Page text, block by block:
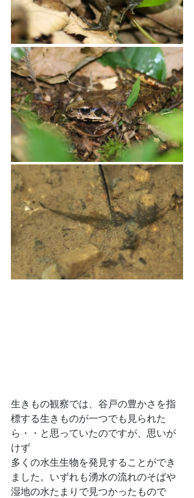
生きもの観察では、谷戸の豊かさを指
標する生きものが一つでも見られた
ら・・と思っていたのですが、思いが
けず
多くの水生生物を発見することができ
ました。いずれも湧水の流れのそばや
湿地の水たまりで見つかったもので